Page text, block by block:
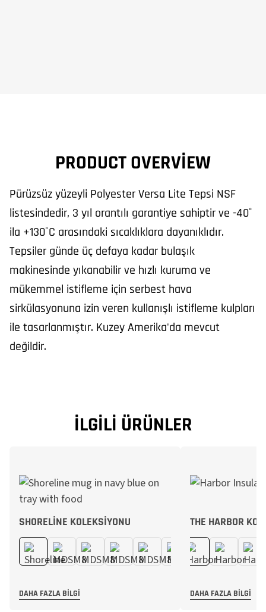
PRODUCT OVERVIEW
Pürüzsüz yüzeyli Polyester Versa Lite Tepsi NSF
listesindedir, 3 yıl orantılı garantiye sahiptir ve -40˚
ila +130˚C arasındaki sıcaklıklara dayanıklıdır.
Tepsiler günde üç defaya kadar bulaşık
makinesinde yıkanabilir ve hızlı kuruma ve
mükemmel istifleme için serbest hava
sirkülasyonuna izin veren kullanışlı istifleme kulpları
ile tasarlanmıştır. Kuzey Amerika'da mevcut
değildir.
İLGILI ÜRÜNLER
SHORELINE KOLEKSIYONU
DAHA FAZLA BILGI
THE HARBOR
DAHA FAZLA BILGI